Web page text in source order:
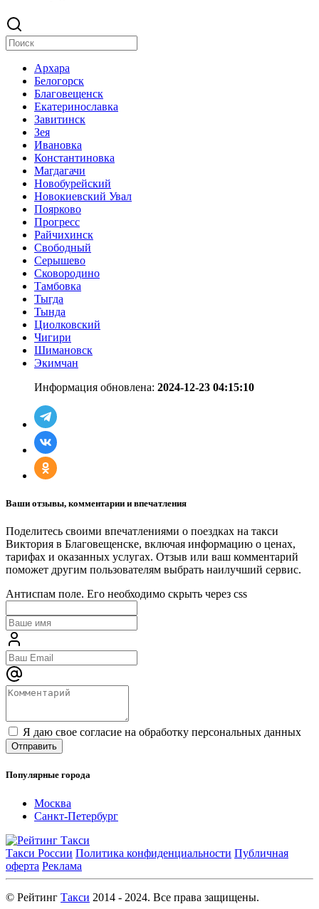
Архара
Белогорск
Благовещенск
Екатеринославка
Завитинск
Зея
Ивановка
Константиновка
Магдагачи
Новобурейский
Новокиевский Увал
Поярково
Прогресс
Райчихинск
Свободный
Серышево
Сковородино
Тамбовка
Тыгда
Тында
Циолковский
Чигири
Шимановск
Экимчан
Информация обновлена: 2024-12-23 04:15:10
Ваши отзывы, комментарии и впечатления
Поделитесь своими впечатлениями о поездках на такси
Виктория в Благовещенске, включая информацию о ценах,
тарифах и оказанных услугах. Отзыв или ваш комментарий
поможет другим пользователям выбрать наилучший сервис.
Антиспам поле. Его необходимо скрыть через css
Я даю свое согласие на обработку персональных данных
Популярные города
Москва
Санкт-Петербург
Такси России Политика конфиденциальности Публичная
оферта Реклама
© Рейтинг Такси 2014 - 2024. Все права защищены.